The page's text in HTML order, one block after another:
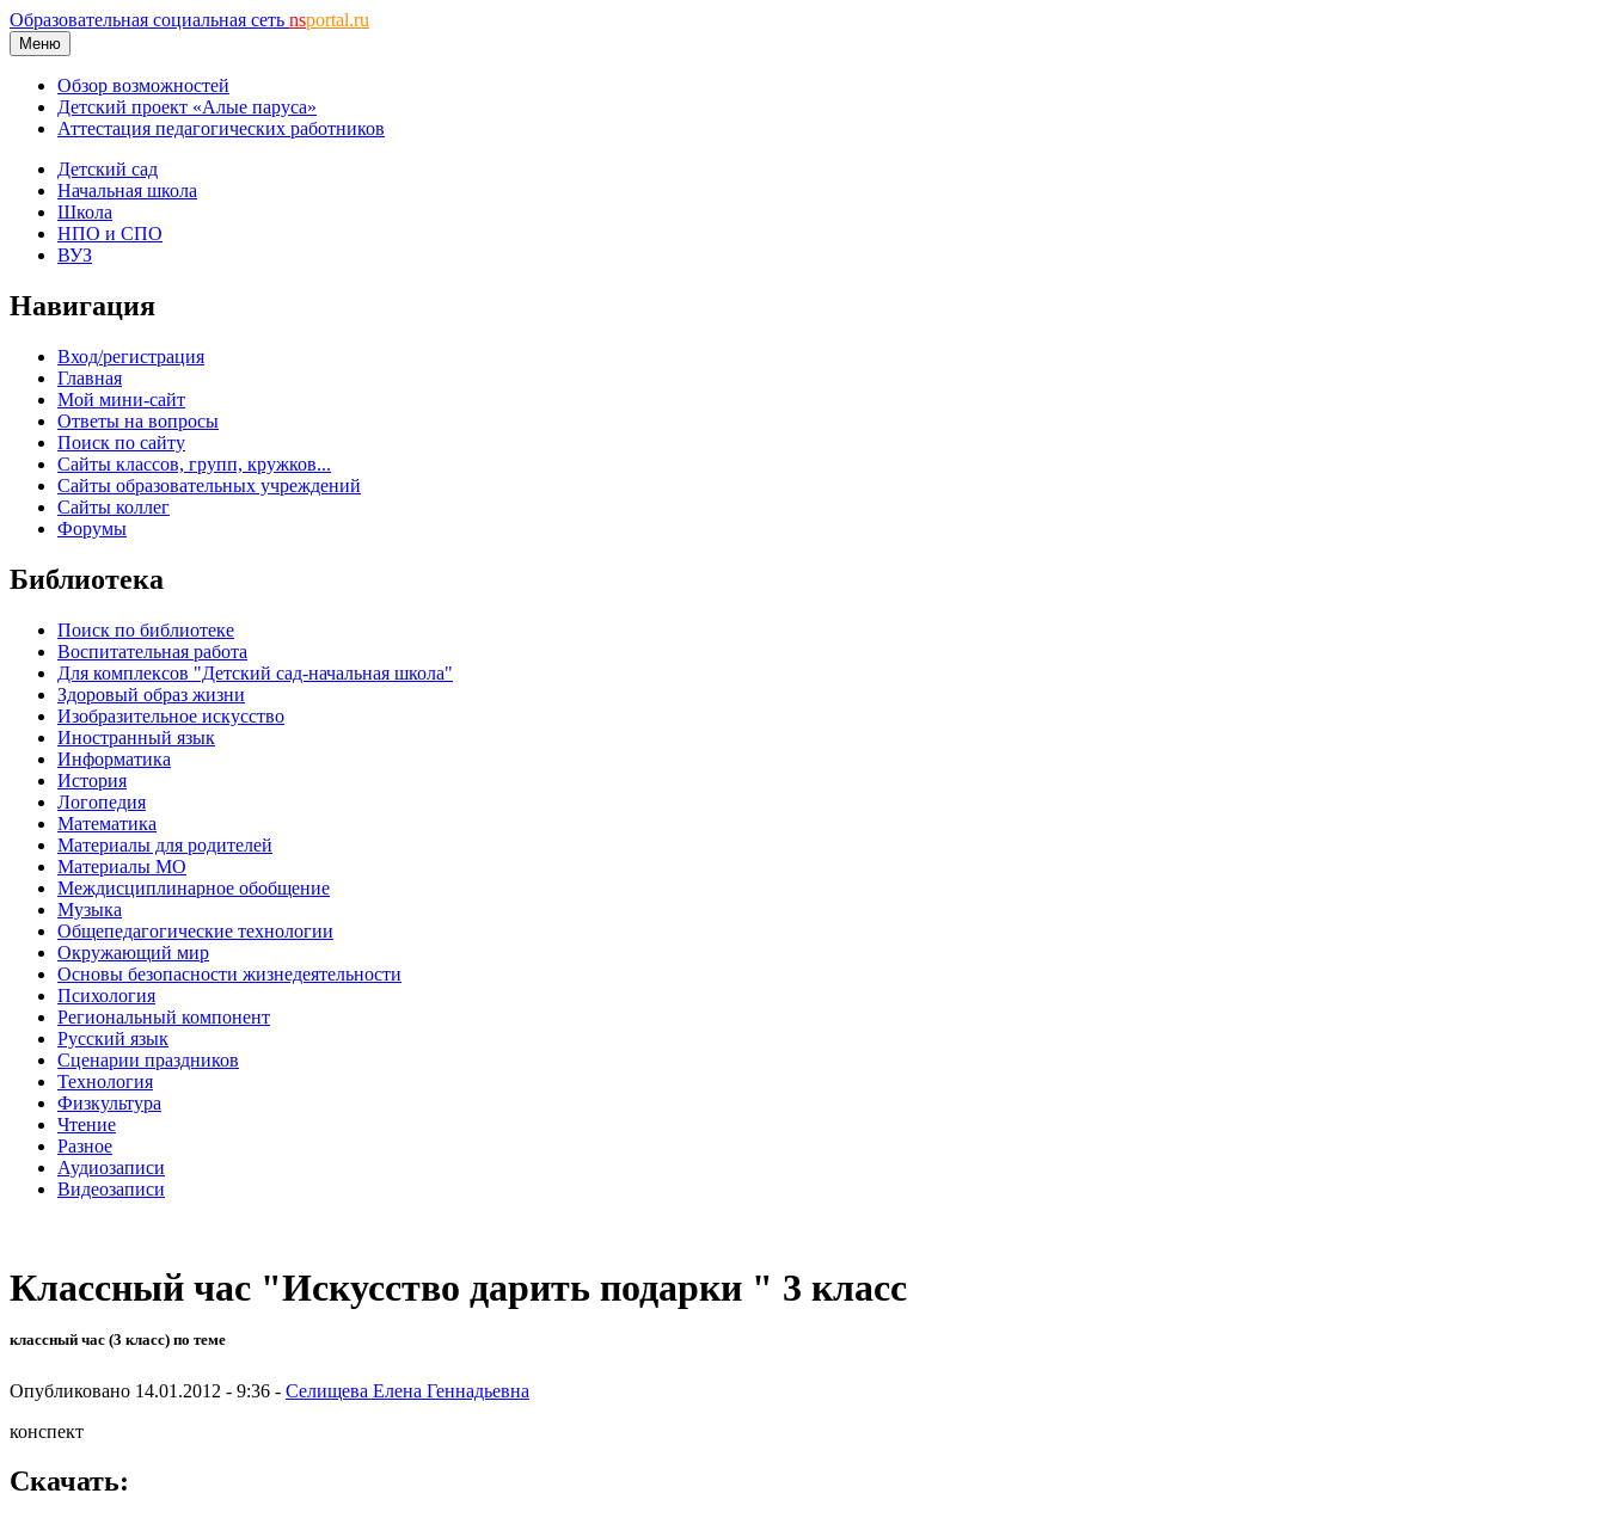
Образовательная социальная сеть nsportal.ru
Меню
Обзор возможностей
Детский проект «Алые паруса»
Аттестация педагогических работников
Детский сад
Начальная школа
Школа
НПО и СПО
ВУЗ
Навигация
Вход/регистрация
Главная
Мой мини-сайт
Ответы на вопросы
Поиск по сайту
Сайты классов, групп, кружков...
Сайты образовательных учреждений
Сайты коллег
Форумы
Библиотека
Поиск по библиотеке
Воспитательная работа
Для комплексов "Детский сад-начальная школа"
Здоровый образ жизни
Изобразительное искусство
Иностранный язык
Информатика
История
Логопедия
Математика
Материалы для родителей
Материалы МО
Междисциплинарное обобщение
Музыка
Общепедагогические технологии
Окружающий мир
Основы безопасности жизнедеятельности
Психология
Региональный компонент
Русский язык
Сценарии праздников
Технология
Физкультура
Чтение
Разное
Аудиозаписи
Видеозаписи
Классный час "Искусство дарить подарки " 3 класс
классный час (3 класс) по теме
Опубликовано 14.01.2012 - 9:36 - Селищева Елена Геннадьевна
конспект
Скачать: